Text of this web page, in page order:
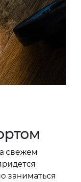
свежем
заниматься